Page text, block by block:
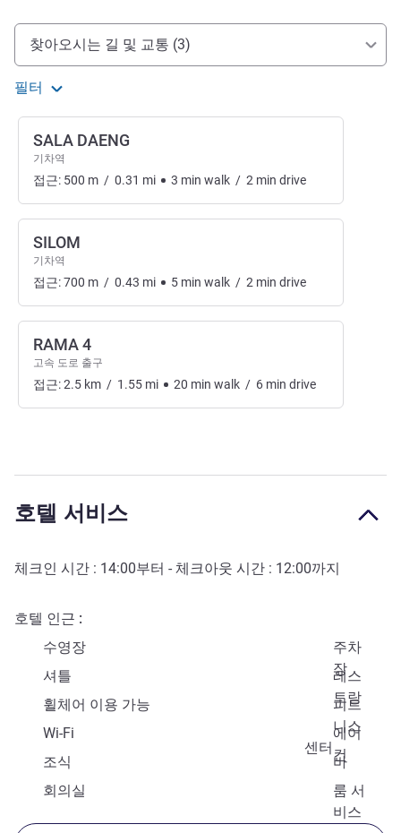
호텔 접근 및 교통
찾아오시는 길 및 교통 (3)
필터
SALA DAENG
기차역
접근: 500 m / 0.31 mi 3 min walk / 2 min drive
SILOM
기차역
접근:700 m / 0.43 mi 5 min walk / 2 min drive
RAMA 4
고속 도로 출구
접근:2.5 km / 1.55 mi 20 min walk / 6 min drive
호텔 서비스
체크인 시간 : 14:00부터 - 체크아웃 시간 : 12:00까지
호텔 인근
수영장
주차
장
셔틀
레스
토랑
휠체어 이용 가능
피트
니스
센터
Wi-Fi
에어
컨
조식
바
회의실
룸 서
비스